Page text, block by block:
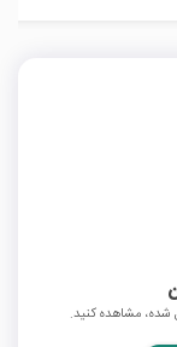
شده، مشاهده کنید.